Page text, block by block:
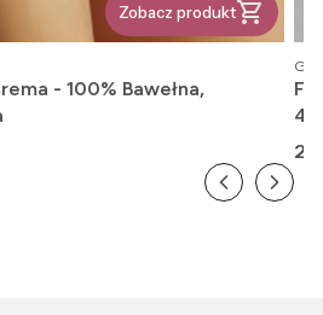
Zobacz produkt
- 100% Bawełna,